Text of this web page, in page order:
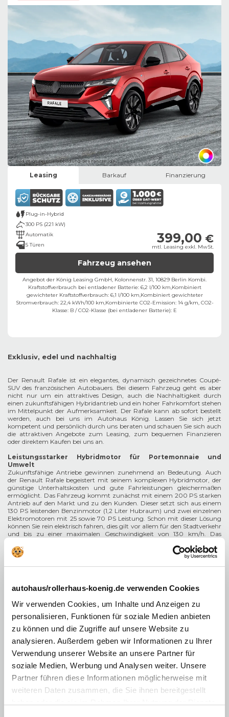
autohaus/rollerhaus-koenig.de verwenden Cookies
Wir verwenden Cookies, um Inhalte und Anzeigen zu
personalisieren, Funktionen für soziale Medien anbieten
zu können und die Zugriffe auf unsere Website zu
analysieren. Außerdem geben wir Informationen zu Ihrer
Verwendung unserer Website an unsere Partner für
soziale Medien, Werbung und Analysen weiter. Unsere
Partner führen diese Informationen möglicherweise mit
weiteren Daten zusammen, die Sie ihnen bereitgestellt
Bild zeigt Beispielabbildung des Fahrzeugs
Leasing Barkauf Finanzierung
Plug-in-Hybrid
300 PS (221 kW)
Automatik
5 Türen
399,00 €
mtl. Leasing exkl. MwSt.
Fahrzeug ansehen
Angebot der König Leasing GmbH, Kolonnenstr. 31, 10829 Berlin ​ Kombi.
Kraftstoffverbrauch bei entladener Batterie: 6,2 l/100 km,Kombiniert
gewichteter Kraftstoffverbrauch: 6,1 l/100 km,Kombiniert gewichteter
Stromverbrauch: 22,4 kWh/100 km,Kombinierte CO2-Emission: 14 g/km, CO2-
Klasse: B /CO2-Klasse (bei entladener Batterie): E
Exklusiv, edel und nachhaltig
Der Renault Rafale ist ein elegantes, dynamisch gezeichnetes Coupé-
SUV des französischen Autobauers. Bei diesem Fahrzeug geht es aber
nicht nur um ein attraktives Design, auch die Nachhaltigkeit durch
einen zukunftsfähigen Hybridantrieb und ein hoher Fahrkomfort stehen
im Mittelpunkt der Aufmerksamkeit. Der Rafale kann ab sofort bestellt
werden, auch bei uns im Autohaus König. Lassen Sie sich jetzt
kompetent und persönlich durch uns beraten und schauen Sie sich auch
die attraktiven Angebote zum Leasing, zum bequemen Finanzieren
oder direktem Kaufen bei uns an.
Leistungsstarker Hybridmotor für Portemonnaie und
Umwelt
Zukunftsfähige Antriebe gewinnen zunehmend an Bedeutung. Auch
der Renault Rafale begeistert mit seinem komplexen Hybridmotor, der
günstige Unterhaltskosten und gute Fahrleistungen gleichermaßen
ermöglicht. Das Fahrzeug kommt zunächst mit einem 200 PS starken
Antrieb auf den Markt und zu den Kunden. Dieser setzt sich aus einem
130 PS leistenden Benzinmotor (1,2 Liter Hubraum) und zwei einzelnen
Elektromotoren mit 25 sowie 70 PS Leistung. Schon mit dieser Lösung
können Sie rein elektrisch fahren, dies gilt vor allem für den Stadtverkehr
und bis zu einer maximalen Geschwindigkeit von 130 km/h. Das
immer die passende Einstellung für jede Situation. Später kommt ein
300 PS starker Plug-in-Hybrid-Antrieb ins Angebot.